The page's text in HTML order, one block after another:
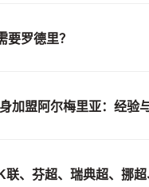
要罗德里？
加盟阿尔梅里亚：经验
联、芬超、瑞典超、挪